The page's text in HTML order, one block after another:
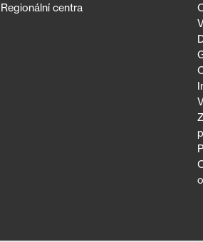
Regionální centra